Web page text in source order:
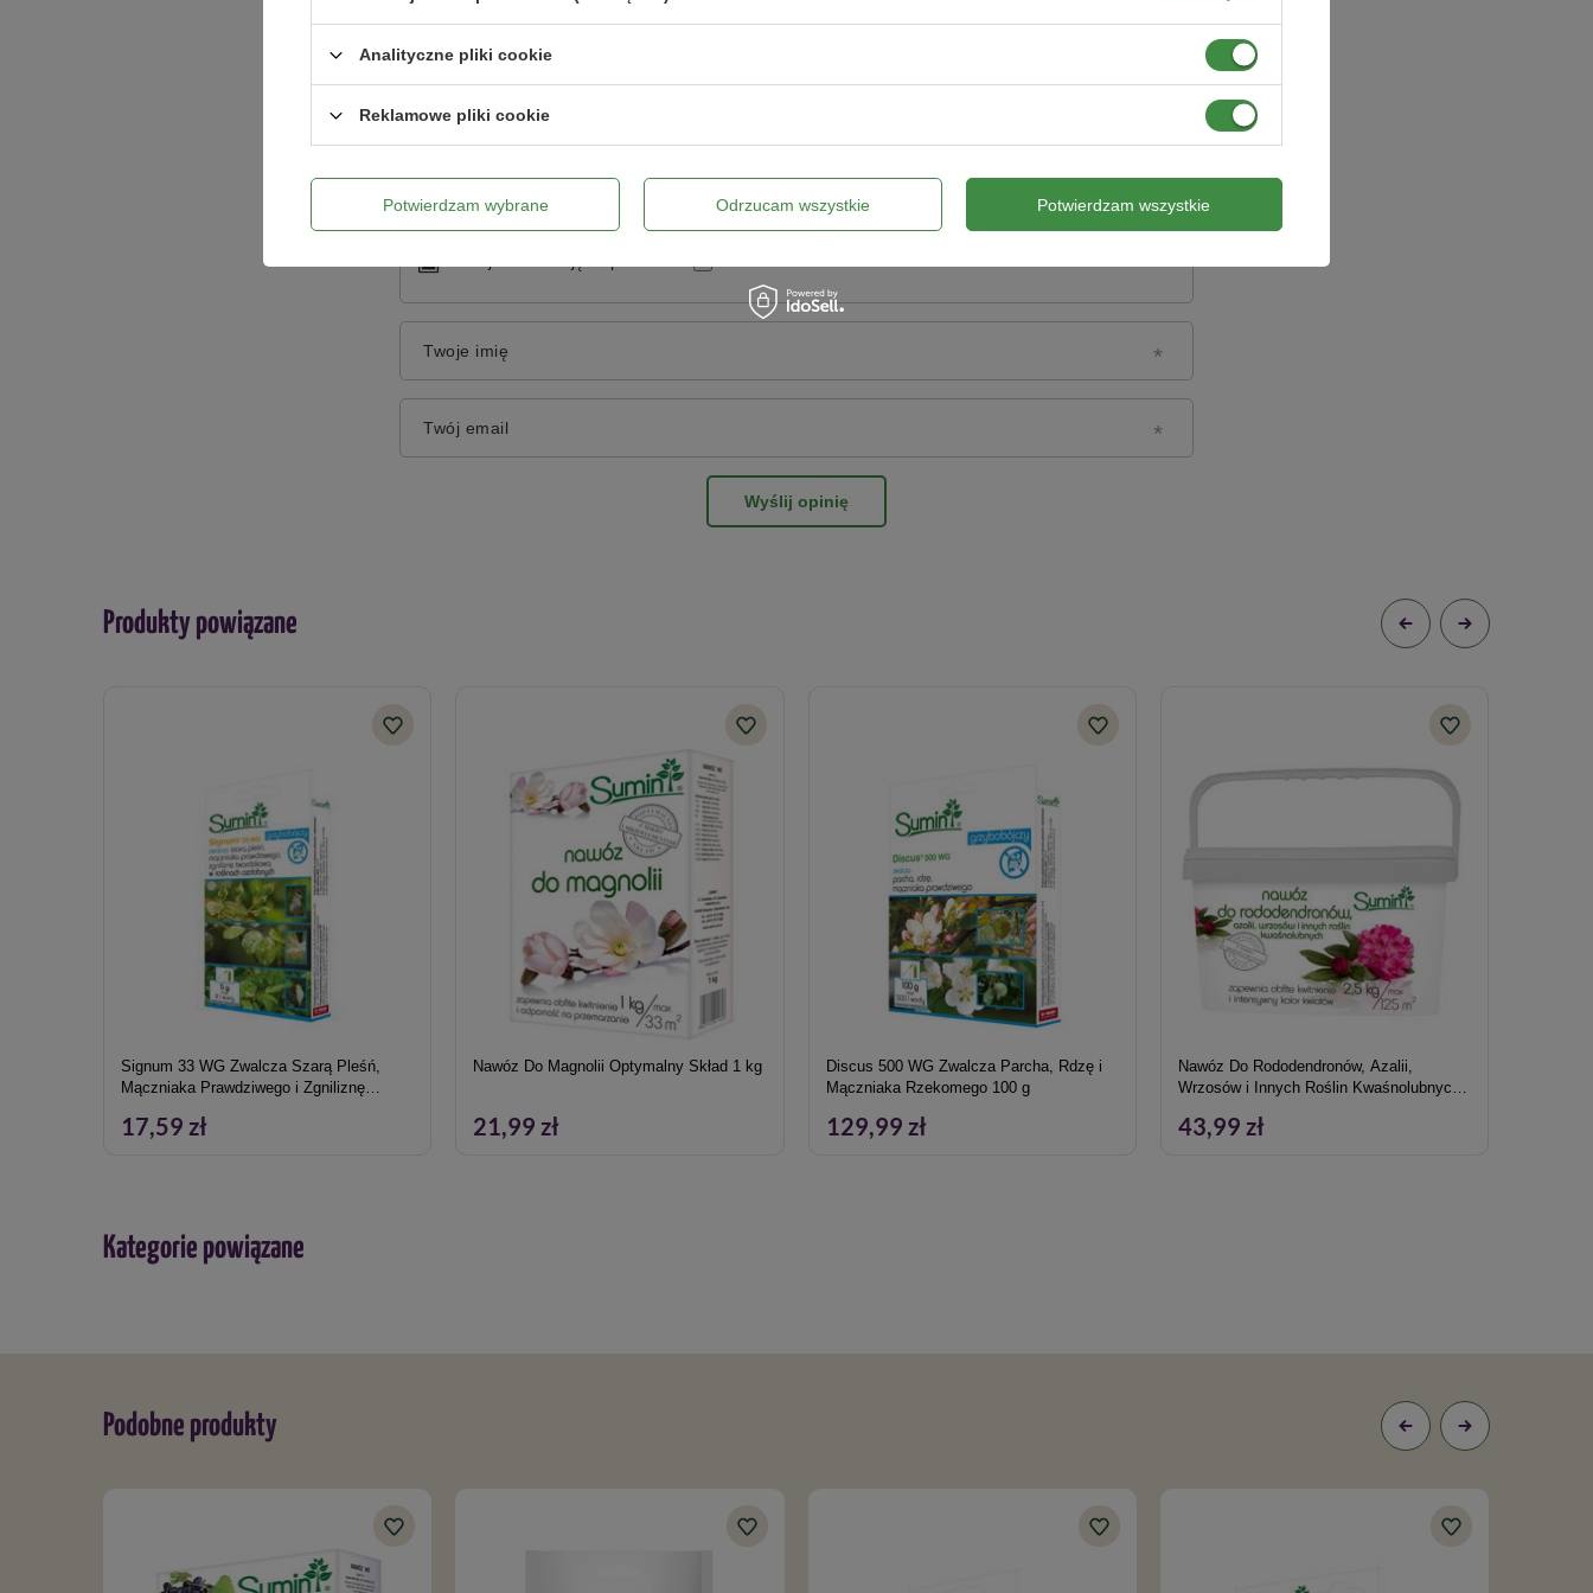
5/5
Treść twojej opinii
Twoje imię
Twój email
Wyślij opinię
Produkty powiązane
Signum 33 WG Zwalcza Szarą Pleśń,
Mączniaka Prawdziwego i Zgniliznę
17,59 zł
Nawóz Do Magnolii Optymalny Skład 1 kg
21,99 zł
Discus 500 WG Zwalcza Parcha, Rdzę i
Mączniaka Rzekomego 100 g
129,99 zł
Nawóz Do Rododendronów, Azalii,
Wrzosów i Innych Roślin Kwaśnolubnych
43,99 zł
Kategorie powiązane
Podobne produkty
Analityczne pliki cookie
Reklamowe pliki cookie
Potwierdzam wybrane Odrzucam wszystkie Potwierdzam wszystkie